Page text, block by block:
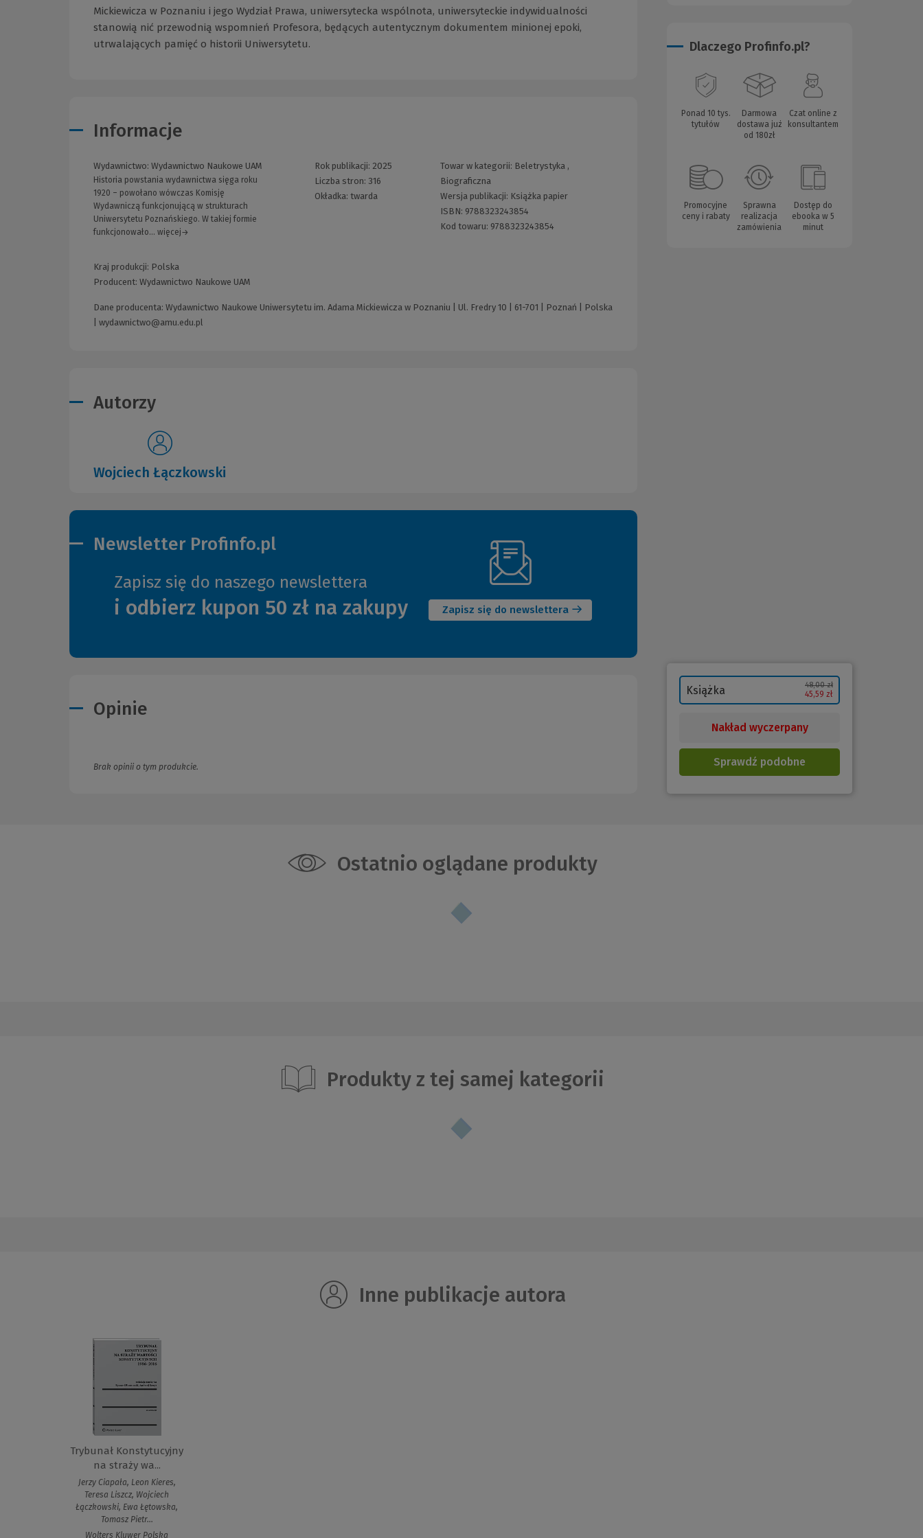
Mickiewicza w Poznaniu i jego Wydział Prawa, uniwersytecka wspólnota, uniwersyteckie indywidualności
stanowią nić przewodnią wspomnień Profesora, będących autentycznym dokumentem minionej epoki,
utrwalających pamięć o historii Uniwersytetu.
Informacje
Wydawnictwo: Wydawnictwo Naukowe UAM
Historia powstania wydawnictwa sięga roku
1920 – powołano wówczas Komisję
Wydawniczą funkcjonującą w strukturach
Uniwersytetu Poznańskiego. W takiej formie
funkcjonowało... więcej→
Kraj produkcji: Polska
Producent: Wydawnictwo Naukowe UAM
Rok publikacji: 2025
Liczba stron: 316
Okładka: twarda
Towar w kategorii: Beletrystyka,
Biograficzna
Wersja publikacji: Książka papier
ISBN: 9788323243854
Kod towaru: 9788323243854
Dane producenta: Wydawnictwo Naukowe Uniwersytetu im. Adama Mickiewicza w Poznaniu | Ul. Fredry 10 | 61-701 | Poznań | Polska
wydawnictwo@amu.edu.pl
Autorzy
Wojciech Łączkowski
Newsletter Profinfo.pl
Zapisz się do naszego newslettera
i odbierz kupon 50 zł na zakupy Zapisz się do newslettera
okno)
Opinie
Brak opinii o tym produkcie.
Książka 48,00 zł
45,59 zł
Nakład wyczerpany
Sprawdź podobne
Dlaczego Profinfo.pl?
Ponad 10 tys.
tytułów
Darmowa
dostawa już
od 180zł
Czat online z
konsultantem
Promocyjne
ceny i rabaty
Sprawna
realizacja
zamówienia
Dostęp do
ebooka w 5
minut
Ostatnio oglądane produkty
Produkty z tej samej kategorii
Inne publikacje autora
Trybunał Konstytucyjny
na straży wa...
Jerzy Ciapała, Leon Kieres,
Teresa Liszcz, Wojciech
Łączkowski, Ewa Łętowska,
Tomasz Pietr...
Wolters Kluwer Polska